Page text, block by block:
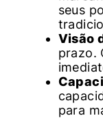
seus
Visão
prazo.
para